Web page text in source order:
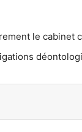
le cabinet